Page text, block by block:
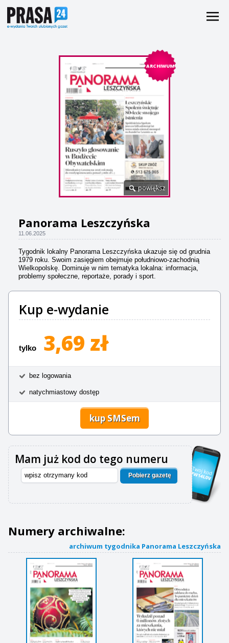
ARCHIWUM
powiększ
Panorama Leszczyńska
11.06.2025
Tygodnik lokalny Panorama Leszczyńska ukazuje się od grudnia
1979 roku. Swoim zasięgiem obejmuje południowo-zachodnią
Wielkopolskę. Dominuje w nim tematyka lokalna: informacja,
problemy społeczne, reportaże, porady i sport.
Kup e-wydanie
tylko 3,69 zł
bez logowania
natychmiastowy dostęp
kup SMSem
Mam już kod do tego numeru
Pobierz gazetę
Numery archiwalne:
archiwum tygodnika Panorama Leszczyńska